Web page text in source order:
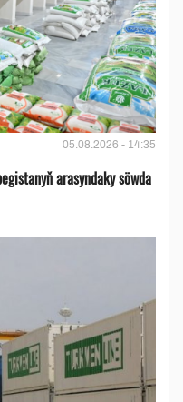
05.08.2026 - 14:35
arasyndaky söwda